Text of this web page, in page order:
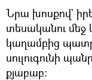
Նրա խոսքով`
տեսականու մեջ
կաղամբից
սուլուգունի
քյաբաբ: